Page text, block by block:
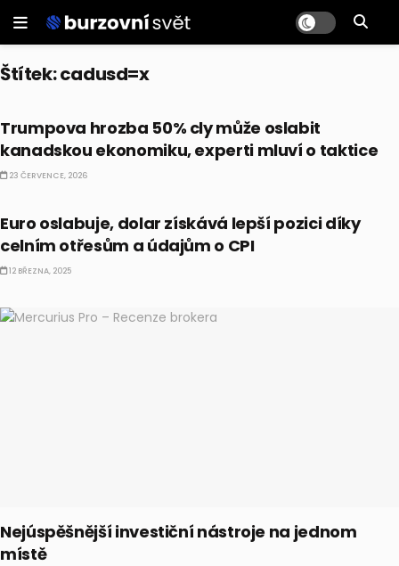
Štítek:cadusd=x
Trumpova hrozba 50% cly může oslabit
kanadskou ekonomiku, experti mluví o taktice
23 ČERVENCE, 2026
Euro oslabuje, dolar získává lepší pozici díky
celním otřesům a údajům o CPI
12 BŘEZNA, 2025
Nejúspěšnější investiční nástroje na jednom
místě